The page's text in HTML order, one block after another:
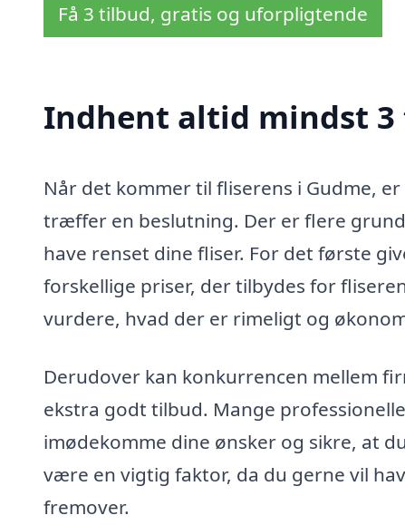
Få 3 tilbud, gratis og uforpligtende
Indhent altid mindst 3
Når det kommer til fliserens i Gudme,
træffer en beslutning. Der er flere
have renset dine fliser. For det første
forskellige priser, der tilbydes for
vurdere, hvad der er rimeligt og
Derudover kan konkurrencen mellem
ekstra godt tilbud. Mange
imødekomme dine ønsker og sikre, at
være en vigtig faktor, da du gerne vil
fremover.